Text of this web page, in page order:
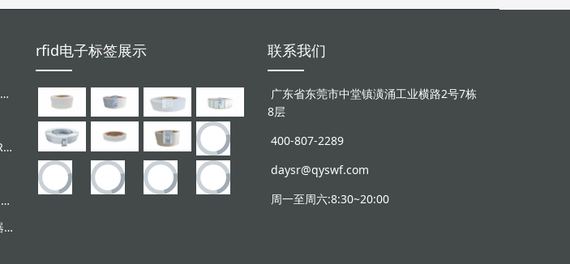
LT-ZM2R/3R超高频RFID打印机纸张和碳带安装视频
广东灵天ELFDAY APP使用视频包括RFID超高频设备和NFC芯片标签感应
灵天超高频RFID电子标签数据使用UHF读写器写入失败原因分析
RFID超高频外接天线和一体机读写器安装示意图
rfid电子标签展示 联系我们
广东省东莞市中堂镇潢涌工业横路2号7栋
8层
400-807-2289
daysr@qyswf.com
周一至周六:8:30~20:00